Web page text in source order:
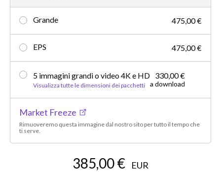
Grande 475,00 €
EPS 475,00 €
5 immagini grandi o video 4K e HD
Visualizza tutte le dimensioni dei pacchetti
330,00 €
a download
Market Freeze
Rimuoveremo questa immagine dal nostro sito per tutto il tempo che
ti serve.
385,00 € EUR